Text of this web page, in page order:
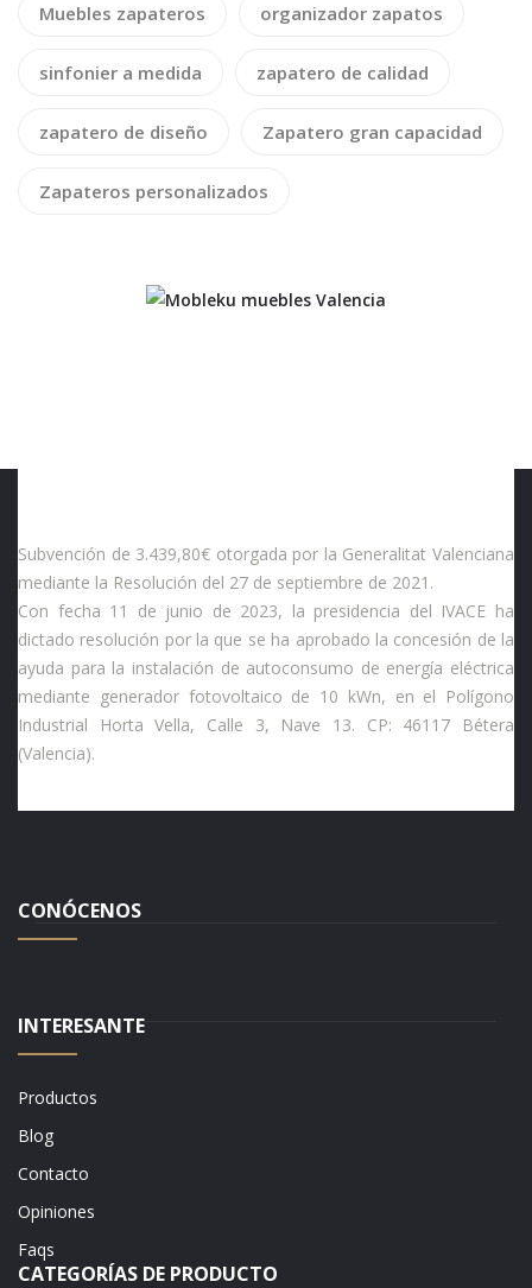
Muebles zapateros organizador zapatos
sinfonier a medida zapatero de calidad
zapatero de diseño Zapatero gran capacidad
Zapateros personalizados
Subvención de 3.439,80€ otorgada por la Generalitat Valenciana
mediante la Resolución del 27 de septiembre de 2021.
Con fecha 11 de junio de 2023, la presidencia del IVACE ha
dictado resolución por la que se ha aprobado la concesión de la
ayuda para la instalación de autoconsumo de energía eléctrica
mediante generador fotovoltaico de 10 kWn, en el Polígono
Industrial Horta Vella, Calle 3, Nave 13. CP: 46117 Bétera
(Valencia).
CONÓCENOS
INTERESANTE
Productos
Blog
Contacto
Opiniones
Faqs
CATEGORÍAS DE PRODUCTO